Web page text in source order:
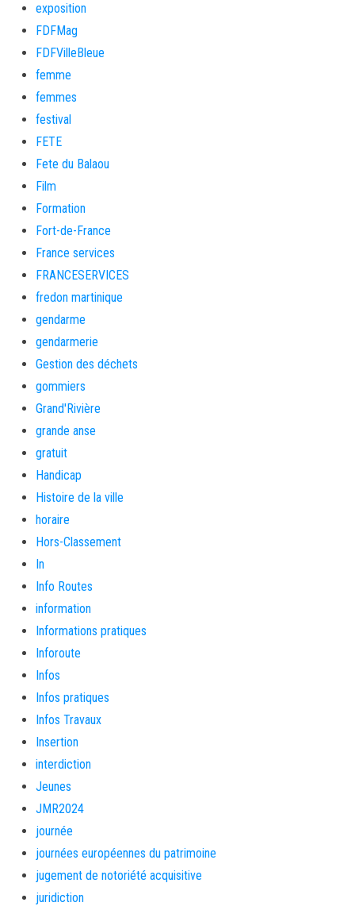
exposition
FDFMag
FDFVilleBleue
femme
femmes
festival
FETE
Fete du Balaou
Film
Formation
Fort-de-France
France services
FRANCESERVICES
fredon martinique
gendarme
gendarmerie
Gestion des déchets
gommiers
Grand'Rivière
grande anse
gratuit
Handicap
Histoire de la ville
horaire
Hors-Classement
In
Info Routes
information
Informations pratiques
Inforoute
Infos
Infos pratiques
Infos Travaux
Insertion
interdiction
Jeunes
JMR2024
journée
journées européennes du patrimoine
jugement de notoriété acquisitive
juridiction